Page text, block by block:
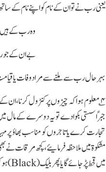
یعنی رب نے توان کے نام کو اپنے نام کے
وہ رب کے
بے ان کے جو
بہرحال رب سے ملنے سے مراد وفات یا
۴؎ معلوم ہوا کہ چیزوں پر کنٹرول
جبرًا سستی بکوا دے تو یہ دوسرے کے مال
تجارت کرے یا تاجروں کو مناسب بھاؤ پر
مشکوۃ میں ملاحظہ فرمایئے،کچھ مرقات
میں قحط پڑ جائے گا یا پھر بلیک (Black